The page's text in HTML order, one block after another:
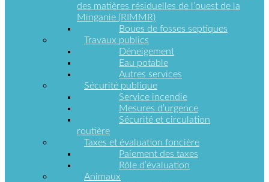
Requêtes
et plaintes
résiduelles
Écocentre
Horaire des
collectes
Recyclage
des matières résiduelles de l’ouest de la
Minganie (RIMMR)
Boues de fosses septiques
Travaux publics
Déneigement
Eau potable
Autres services
Sécurité publique
Service incendie
Mesures d’urgence
Sécurité et circulation
routière
Taxes et évaluation foncière
Paiement des taxes
Rôle d’évaluation
Animaux